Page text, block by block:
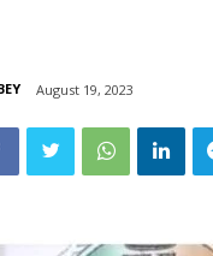
August 19, 2023